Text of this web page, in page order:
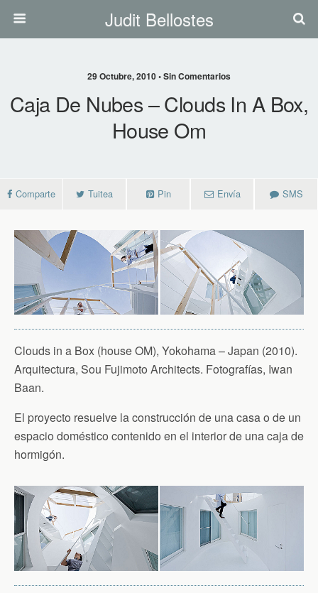
Judit Bellostes
29 Octubre, 2010 • Sin Comentarios
Caja De Nubes – Clouds In A Box,
House Om
Comparte Tuitea Pin Envía SMS
Clouds in a Box (house OM), Yokohama – Japan (2010).
Arquitectura, Sou Fujimoto Architects. Fotografías, Iwan
Baan.
El proyecto resuelve la construcción de una casa o de un
espacio doméstico contenido en el interior de una caja de
hormigón.